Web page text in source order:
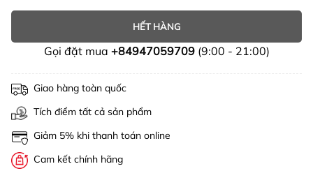
HẾT HÀNG
Gọi đặt mua +84947059709(9:00 - 21:00)
Giao hàng toàn quốc
Tích điểm tất cả sản phẩm
Giảm 5% khi thanh toán online
Cam kết chính hãng